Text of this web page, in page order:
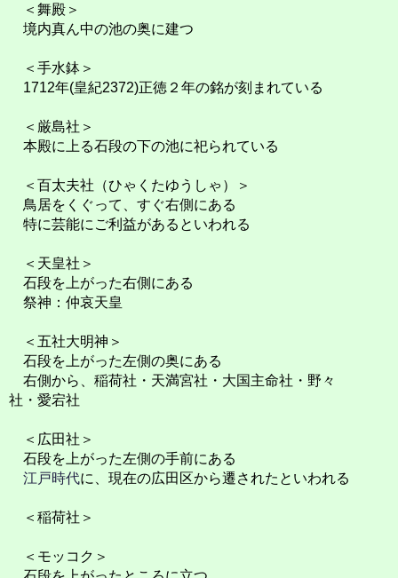
＜舞殿＞
境内真ん中の池の奥に建つ
＜手水鉢＞
1712年(皇紀2372)正徳２年の銘が刻まれている
＜厳島社＞
本殿に上る石段の下の池に祀られている
＜百太夫社（ひゃくたゆうしゃ）＞
鳥居をくぐって、すぐ右側にある
特に芸能にご利益があるといわれる
＜天皇社＞
石段を上がった右側にある
祭神：仲哀天皇
＜五社大明神＞
石段を上がった左側の奥にある
右側から、稲荷社・天満宮社・大国主命社・野々
社・愛宕社
＜広田社＞
石段を上がった左側の手前にある
江戸時代に、現在の広田区から遷されたといわれる
＜稲荷社＞
＜モッコク＞